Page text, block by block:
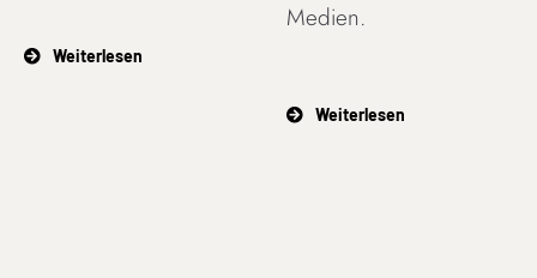
Weiterlesen
Medien.
Weiterlesen